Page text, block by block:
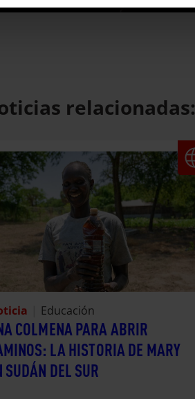
relacionadas:
Educación
COLMENA PARA ABRIR
LA HISTORIA DE MARY
SUDÁN DEL SUR